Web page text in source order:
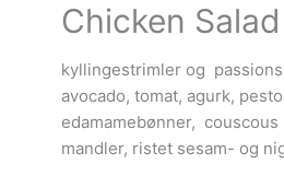
Chicken
kyllingestrimler og
avocado, tomat, agurk,
edamamebønner,
mandler, ristet sesam- og
Chicken
Salad
Bowl
antal